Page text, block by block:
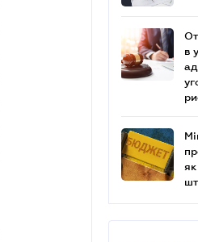
в
як